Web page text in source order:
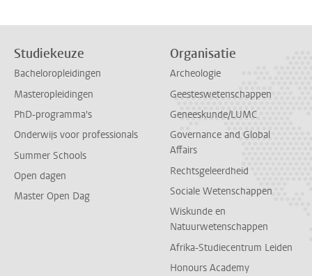
Studiekeuze
Bacheloropleidingen
Masteropleidingen
PhD-programma's
Onderwijs voor professionals
Summer Schools
Open dagen
Master Open Dag
Organisatie
Archeologie
Geesteswetenschappen
Geneeskunde/LUMC
Governance and Global
Affairs
Rechtsgeleerdheid
Sociale Wetenschappen
Wiskunde en
Natuurwetenschappen
Afrika-Studiecentrum Leiden
Honours Academy